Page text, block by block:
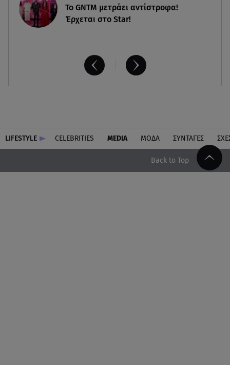
Το GNTM μετράει αντίστροφα!
Έρχεται στο Star!
LIFESTYLE CELEBRITIES MEDIA ΜΟΔΑ ΣΥΝΤΑΓΕΣ
Back to Top